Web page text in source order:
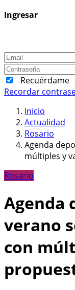
Ingresar
Recuérdame
Recordar
Inicio
Actualidad
Rosario
Agenda
múltiples y
Rosario
Agenda
verano
con